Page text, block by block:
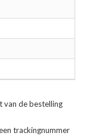
van de bestelling
trackingnummer